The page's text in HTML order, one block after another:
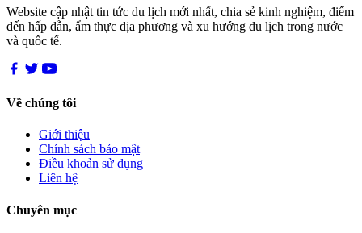
Website cập nhật tin tức du lịch mới nhất, chia sẻ kinh nghiệm, điểm
đến hấp dẫn, ẩm thực địa phương và xu hướng du lịch trong nước
và quốc tế.
Về chúng tôi
Giới thiệu
Chính sách bảo mật
Điều khoản sử dụng
Liên hệ
Chuyên mục